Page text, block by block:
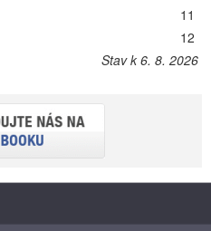
11
12
Stav k 6. 8. 2026